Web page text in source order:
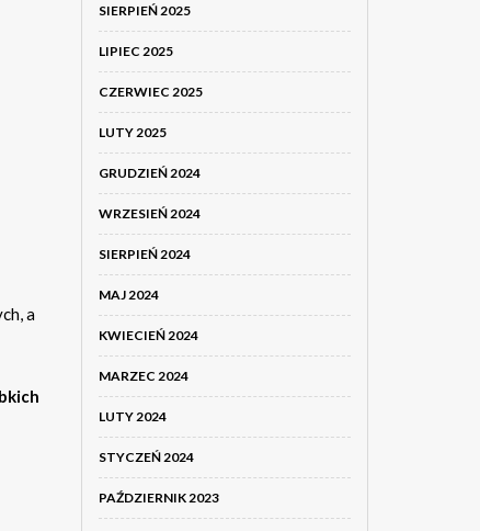
a
SIERPIEŃ 2025
LIPIEC 2025
CZERWIEC 2025
LUTY 2025
GRUDZIEŃ 2024
WRZESIEŃ 2024
SIERPIEŃ 2024
MAJ 2024
KWIECIEŃ 2024
MARZEC 2024
LUTY 2024
STYCZEŃ 2024
PAŹDZIERNIK 2023